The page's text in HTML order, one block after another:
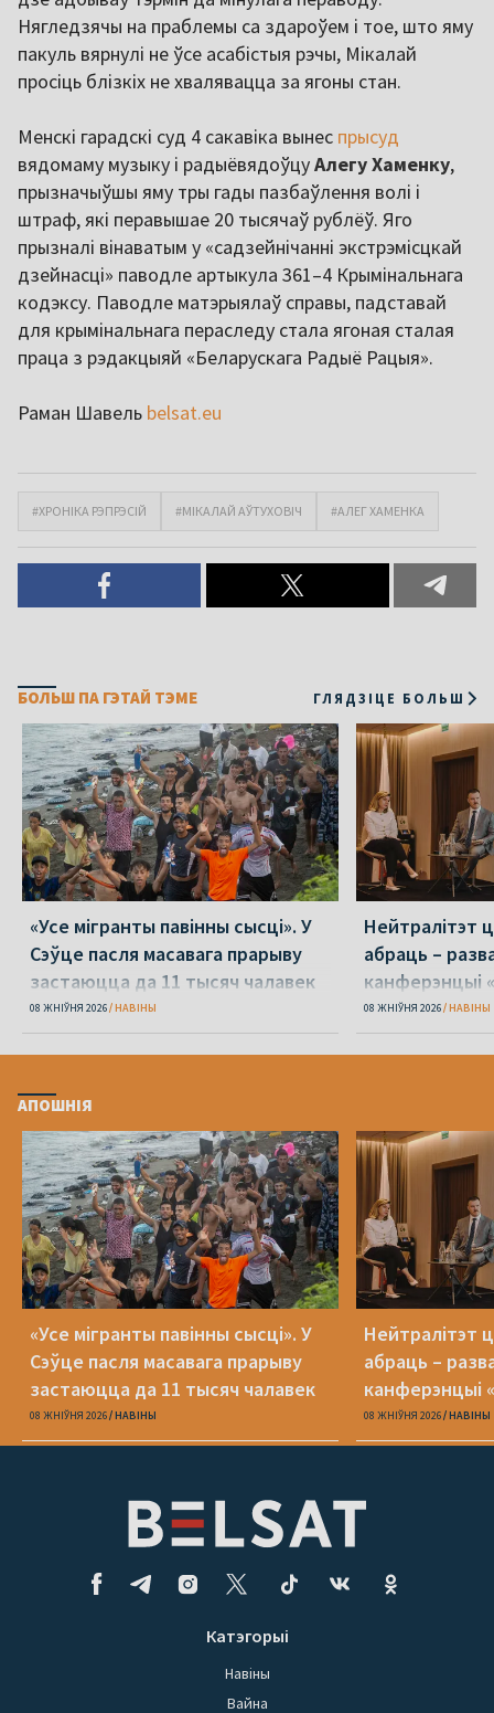
Нягледзячы на праблемы са здароўем і тое, што яму
пакуль вярнулі не ўсе асабістыя рэчы, Мікалай
просіць блізкіх не хвалявацца за ягоны стан.
Менскі гарадскі суд 4 сакавіка вынес прысуд
вядомаму музыку і радыёвядоўцуАлегу Хаменку,
прызначыўшы яму тры гады пазбаўлення волі і
штраф, які перавышае 20 тысячаў рублёў. Яго
прызналі вінаватым у «садзейнічанні экстрэмісцкай
дзейнасці» паводле артыкула 361–4 Крымінальнага
кодэксу. Паводле матэрыялаў справы, падставай
для крымінальнага пераследу стала ягоная сталая
праца з рэдакцыяй «Беларускага Радыё Рацыя».
Раман Шавель belsat.eu
#ХРОНІКА РЭПРЭСІЙ #МІКАЛАЙ АЎТУХОВІЧ #АЛЕГ ХАМЕНКА
БОЛЬШ ПА ГЭТАЙ ТЭМЕ ГЛЯДЗІЦЕ БОЛЬШ
«Усе мігранты павінны сысці». У
Сэўце пасля масавага прарыву
застаюцца да 11 тысяч чалавек
08 ЖНІЎНЯ 2026 НАВІНЫ
Нейтралітэт
абраць –
канферэнцыі
08 ЖНІЎНЯ 2026 НАВІНЫ
АПОШНІЯ
«Усе мігранты павінны сысці». У
Сэўце пасля масавага прарыву
застаюцца да 11 тысяч чалавек
08 ЖНІЎНЯ 2026 НАВІНЫ
Нейтралітэт
абраць –
канферэнцыі
08 ЖНІЎНЯ 2026 НАВІНЫ
Катэгорыі
Навіны
Вайна